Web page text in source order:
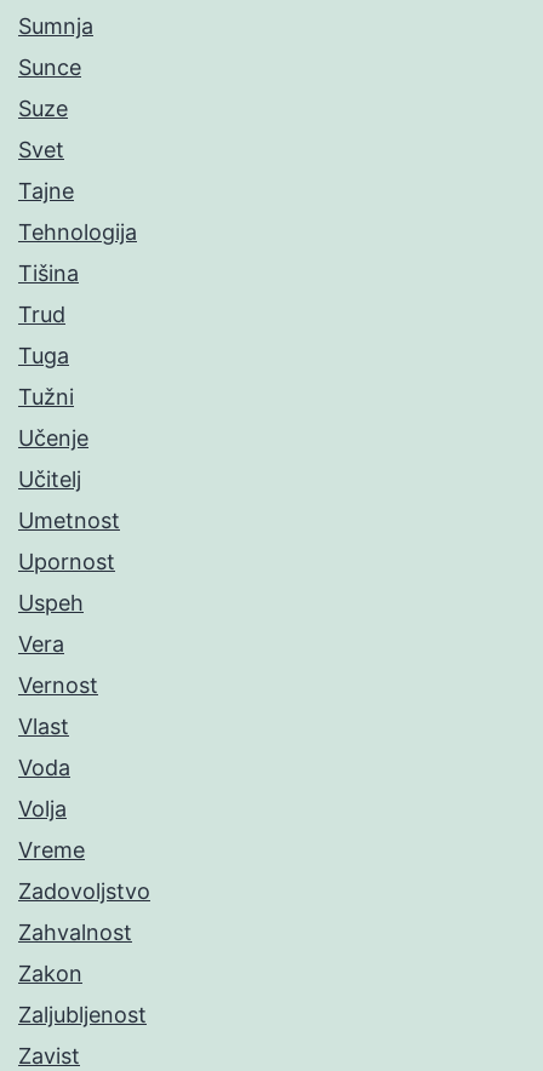
Sumnja
Sunce
Suze
Svet
Tajne
Tehnologija
Tišina
Trud
Tuga
Tužni
Učenje
Učitelj
Umetnost
Upornost
Uspeh
Vera
Vernost
Vlast
Voda
Volja
Vreme
Zadovoljstvo
Zahvalnost
Zakon
Zaljubljenost
Zavist